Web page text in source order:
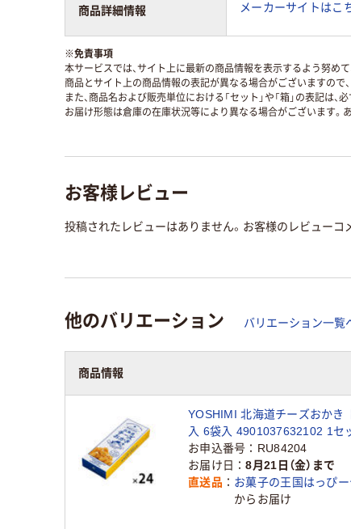
商品詳細情報 メーカーサイトはこ
※免責事項
本サービスでは、サイト上に最新の商品情報を表示するよう努めて
商品とサイト上の商品情報の表記が異なる場合がございますので
また、商品名および販売単位における「セット」や「箱」の表記は
お届け形態は倉庫の在庫状況等により異なる場合がございます。
お客様レビュー
投稿されたレビューはありません。お客様のレビューコ
他のバリエーション バリエーション一覧
商品情報
YOSHIMI 北海道チーズおかき
入 6袋入 4901037632102 1セ
×1ケース24入)（直送品）
お申込番号
RU84204
お届け日
8月21日（金）まで
直送品
お菓子の王国はっぴ
からお届け